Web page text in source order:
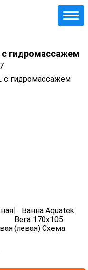
с гидромассажем